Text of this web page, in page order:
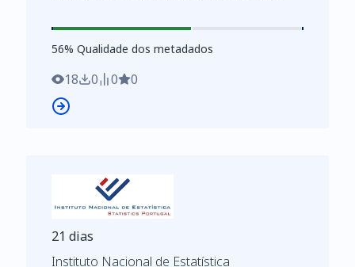
Escalão de pessoal ao serviço; Anual - INE,
Sistema de contas integradas das
empresas
https://www.ine.pt/xurl/indx/0000474/PT
56%
56% Qualidade dos metadados
18 0 0 0
21 dias
Instituto Nacional de Estatística